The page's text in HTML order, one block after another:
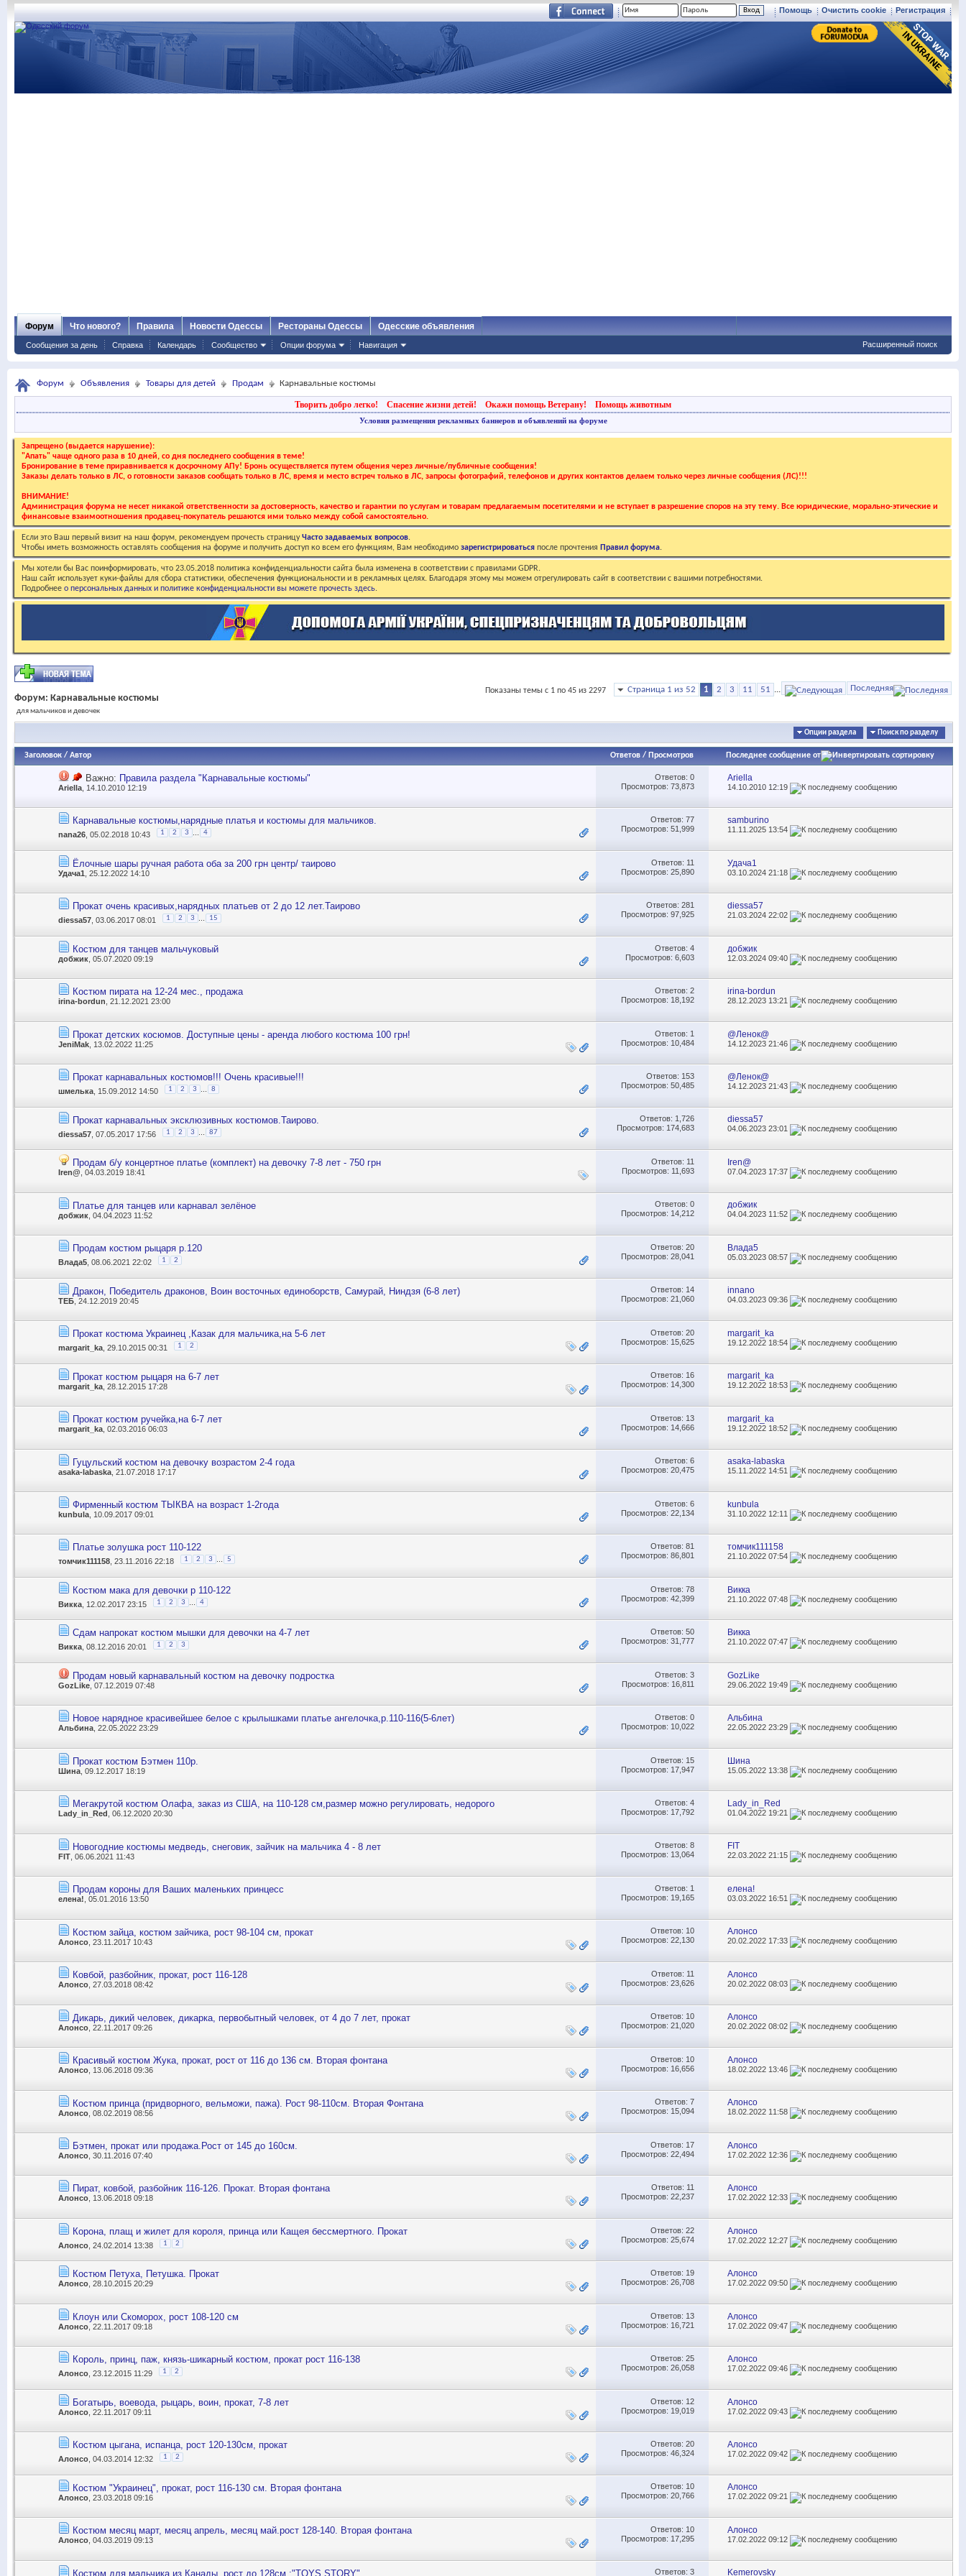
Регистрация
Очистить cookie
Помощь
Форум
Сообщения за день Справка Календарь Сообщество Опции форума Навигация
Что нового? Правила Новости Одессы Рестораны Одессы Одесские объявления
Расширенный поиск
Форум Объявления Товары для детей Продам Карнавальные костюмы
Творить добро легко! Спасение жизни детей! Окажи помощь Ветерану! Помощь животным
Условия размещения рекламных баннеров и объявлений на форуме
Запрещено (выдается нарушение):
"Апать" чаще одного раза в 10 дней, со дня последнего сообщения в теме!
Бронирование в теме приравнивается к досрочному АПу! Бронь осуществляется путем общения через личные/публичные сообщения!
Заказы делать только в ЛС, о готовности заказов сообщать только в ЛС, время и место встреч только в ЛС, запросы фотографий, телефонов и других контактов делаем только через личные сообщения (ЛС)!!!
ВНИМАНИЕ!
Администрация форума не несет никакой ответственности за достоверность, качество и гарантии по услугам и товарам предлагаемым посетителями и не вступает в разрешение споров на эту тему. Все юридические, морально-этические и
финансовые взаимоотношения продавец-покупатель решаются ими только между собой самостоятельно.
Если это Ваш первый визит на наш форум, рекомендуем прочесть страницуЧасто задаваемых вопросов.
Чтобы иметь возможность оставлять сообщения на форуме и получить доступ ко всем его функциям, Вам необходимо зарегистрироваться после прочтения Правил форума.
Мы хотели бы Вас поинформировать, что 23.05.2018 политика конфиденциальности сайта была изменена в соответствии с правилами GDPR.
Наш сайт использует куки-файлы для сбора статистики, обеспечения функциональности и в рекламных целях. Благодаря этому мы можем отрегулировать сайт в соответствии с вашими потребностями.
Подробнее о персональных данных и политике конфиденциальности вы можете прочесть здесь.
Страница 1 из 52 1 2 3 11 51 ... Последняя
Показаны темы с 1 по 45 из 2297
Форум: Карнавальные костюмы
для мальчиков и девочек
Опции раздела Поиск по разделу
Заголовок / Автор Ответов/ Просмотров Последнее сообщение от
Важно: Правила раздела "Карнавальные костюмы"
Ariella , 14.10.2010 12:19
Ответов: 0
Просмотров: 73,873
Ariella
14.10.2010 12:19
Карнавальные костюмы,нарядные платья и костюмы для мальчиков.
nana26 , 05.02.2018 10:43 1 2 3 4
Ответов: 77
Просмотров: 51,999
samburino
11.11.2025 13:54
Ёлочные шары ручная работа оба за 200 грн центр/ таирово
Удача1 , 25.12.2022 14:10
Ответов: 11
Просмотров: 25,890
Удача1
03.10.202421:18
Прокат очень красивых,нарядных платьев от 2 до 12 лет.Таирово
diessa57 , 03.06.2017 08:01 1 2 3 15
Ответов: 281
Просмотров: 97,925
diessa57
21.03.202422:02
Костюм для танцев мальчуковый
добжик , 05.07.2020 09:19
Ответов: 4
Просмотров: 6,603
добжик
12.03.202409:40
Костюм пирата на 12-24 мес., продажа
irina-bordun , 21.12.2021 23:00
Ответов: 2
Просмотров: 18,192
irina-bordun
28.12.2023 13:21
Прокат детских косюмов. Доступные цены - аренда любого костюма 100 грн!
JeniMak , 13.02.2022 11:25
Ответов: 1
Просмотров: 10,484
@Ленок@
14.12.202321:46
Прокат карнавальных костюмов!!! Очень красивые!!!
шмелька , 15.09.2012 14:50 1 2 3 8
Ответов: 153
Просмотров: 50,485
@Ленок@
14.12.202321:43
Прокат карнавальных эксклюзивных костюмов.Таирово.
diessa57 , 07.05.2017 17:56 1 2 3 87
Ответов: 1,726
Просмотров: 174,683
diessa57
04.06.202323:01
Продам б/у концертное платье (комплект) на девочку 7-8 лет - 750 грн
Iren@ , 04.03.2019 18:41
Ответов: 11
Просмотров: 11,693
Iren@
07.04.2023 17:37
Платье для танцев или карнавал зелёное
добжик , 04.04.2023 11:52
Ответов: 0
Просмотров: 14,212
добжик
04.04.202311:52
Продам костюм рыцаря р.120
Влада5 , 08.06.2021 22:02 1 2
Ответов: 20
Просмотров: 28,041
Влада5
05.03.202308:57
Дракон, Победитель драконов, Воин восточных единоборств, Самурай, Ниндзя (6-8 лет)
ТЕБ , 24.12.2019 20:45
Ответов: 14
Просмотров: 21,060
innano
04.03.202309:36
Прокат костюма Украинец ,Казак для мальчика,на 5-6 лет
margarit_ka , 29.10.2015 00:31 1 2
Ответов: 20
Просмотров: 15,625
margarit_ka
19.12.2022 18:54
Прокат костюм рыцаря на 6-7 лет
margarit_ka , 28.12.2015 17:28
Ответов: 16
Просмотров: 14,300
margarit_ka
19.12.2022 18:53
Прокат костюм ручейка,на 6-7 лет
margarit_ka , 02.03.2016 06:03
Ответов: 13
Просмотров: 14,666
margarit_ka
19.12.2022 18:52
Гуцульский костюм на девочку возрастом 2-4 года
asaka-labaska , 21.07.2018 17:17
Ответов: 6
Просмотров: 20,475
asaka-labaska
15.11.2022 14:51
Фирменный костюм ТЫКВА на возраст 1-2года
kunbula , 10.09.2017 09:01
Ответов: 6
Просмотров: 22,134
kunbula
31.10.2022 12:11
Платье золушка рост 110-122
томчик111158 , 23.11.2016 22:18 1 2 3 5
Ответов: 81
Просмотров: 86,801
томчик111158
21.10.202207:54
Костюм мака для девочки р 110-122
Викка , 12.02.2017 23:15 1 2 3 4
Ответов: 78
Просмотров: 42,399
Викка
21.10.202207:48
Сдам напрокат костюм мышки для девочки на 4-7 лет
Викка , 08.12.2016 20:01 1 2 3
Ответов: 50
Просмотров: 31,777
Викка
21.10.202207:47
Продам новый карнавальный костюм на девочку подростка
GozLike , 07.12.2019 07:48
Ответов: 3
Просмотров: 16,811
GozLike
29.06.2022 19:49
Новое нарядное красивейшее белое с крылышками платье ангелочка,р.110-116(5-6лет)
Альбина , 22.05.2022 23:29
Ответов: 0
Просмотров: 10,022
Альбина
22.05.202223:29
Прокат костюм Бэтмен 110р.
Шина , 09.12.2017 18:19
Ответов: 15
Просмотров: 17,947
Шина
15.05.2022 13:38
Мегакрутой костюм Олафа, заказ из США, на 110-128 см,размер можно регулировать, недорого
Lady_in_Red , 06.12.2020 20:30
Ответов: 4
Просмотров: 17,792
Lady_in_Red
01.04.2022 19:21
Новогодние костюмы медведь, снеговик, зайчик на мальчика 4 - 8 лет
FIT , 06.06.2021 11:43
Ответов: 8
Просмотров: 13,064
FIT
22.03.202221:15
Продам короны для Ваших маленьких принцесс
елена! , 05.01.2016 13:50
Ответов: 1
Просмотров: 19,165
елена!
03.03.2022 16:51
Костюм зайца, костюм зайчика, рост 98-104 см, прокат
Алонсо , 23.11.2017 10:43
Ответов: 10
Просмотров: 22,130
Алонсо
20.02.2022 17:33
Ковбой, разбойник, прокат, рост 116-128
Алонсо , 27.03.2018 08:42
Ответов: 11
Просмотров: 23,626
Алонсо
20.02.202208:03
Дикарь, дикий человек, дикарка, первобытный человек, от 4 до 7 лет, прокат
Алонсо , 22.11.2017 09:26
Ответов: 10
Просмотров: 21,020
Алонсо
20.02.202208:02
Красивый костюм Жука, прокат, рост от 116 до 136 см. Вторая фонтана
Алонсо , 13.06.2018 09:36
Ответов: 10
Просмотров: 16,656
Алонсо
18.02.2022 13:46
Костюм принца (придворного, вельможи, пажа). Рост 98-110см. Вторая Фонтана
Алонсо , 08.02.2019 08:56
Ответов: 7
Просмотров: 15,094
Алонсо
18.02.2022 11:58
Бэтмен, прокат или продажа.Рост от 145 до 160см.
Алонсо , 30.11.2016 07:40
Ответов: 17
Просмотров: 22,494
Алонсо
17.02.2022 12:36
Пират, ковбой, разбойник 116-126. Прокат. Вторая фонтана
Алонсо, 13.06.2018 09:18
Ответов: 11
Просмотров: 22,237
Алонсо
17.02.2022 12:33
Корона, плащ и жилет для короля, принца или Кащея бессмертного. Прокат
Алонсо , 24.02.2014 13:38 1 2
Ответов: 22
Просмотров: 25,674
Алонсо
17.02.2022 12:27
Костюм Петуха, Петушка. Прокат
Алонсо, 28.10.2015 20:29
Ответов: 19
Просмотров: 26,708
Алонсо
17.02.202209:50
Клоун или Скоморох, рост 108-120 см
Алонсо , 22.11.2017 09:18
Ответов: 13
Просмотров: 16,721
Алонсо
17.02.202209:47
Король, принц, паж, князь-шикарный костюм, прокат рост 116-138
Алонсо , 23.12.2015 11:29 1 2
Ответов: 25
Просмотров: 26,058
Алонсо
17.02.202209:46
Богатырь, воевода, рыцарь, воин, прокат, 7-8 лет
Алонсо , 22.11.2017 09:11
Ответов: 12
Просмотров: 19,019
Алонсо
17.02.202209:43
Костюм цыгана, испанца, рост 120-130см, прокат
Алонсо , 04.03.2014 12:32 1 2
Ответов: 20
Просмотров: 46,324
Алонсо
17.02.202209:42
Костюм "Украинец", прокат, рост 116-130 см. Вторая фонтана
Алонсо , 23.03.2018 09:16
Ответов: 10
Просмотров: 20,766
Алонсо
17.02.202209:21
Костюм месяц март, месяц апрель, месяц май.рост 128-140. Вторая фонтана
Алонсо , 04.03.2019 09:13
Ответов: 10
Просмотров: 17,295
Алонсо
17.02.202209:12
Костюм для мальчика из Канады, рост до 128см :"TOYS STORY" Ответов: 3 Kemerovsky